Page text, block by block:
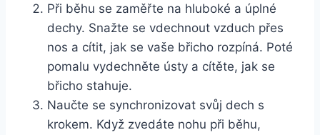
Při běhu se zaměřte na hluboké a úplné
dechy. Snažte se vdechnout vzduch přes
nos a cítit, jak se vaše břicho rozpíná. Poté
pomalu vydechněte ústy a cítěte, jak se
břicho stahuje.
Naučte se synchronizovat svůj dech s
krokem. Když zvedáte nohu při běhu,